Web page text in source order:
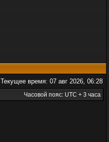
Текущее время: 07 авг 2026, 06:28
Часовой пояс: UTC + 3 часа